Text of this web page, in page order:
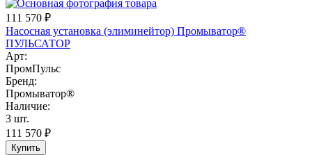
111 570 ₽
Насосная установка (элиминейтор) Промыватор®
ПУЛЬСАТОР
Арт:
ПромПульс
Бренд:
Промыватор®
Наличие:
3 шт.
111 570 ₽
Купить